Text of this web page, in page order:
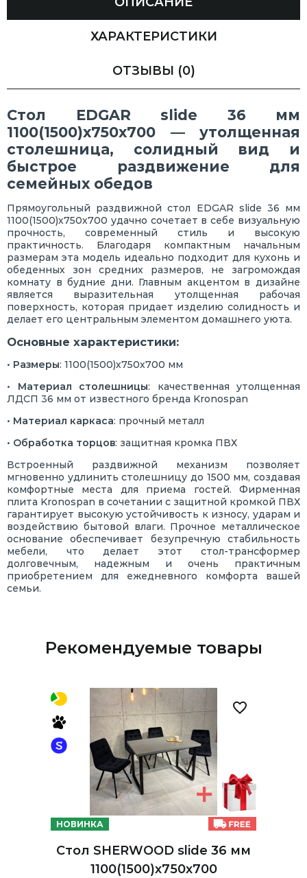
ХАРАКТЕРИСТИКИ
ОТЗЫВЫ (0)
Стол EDGAR slide 36 мм
1100(1500)х750х700 — утолщенная
столешница, солидный вид и
быстрое раздвижение для
семейных обедов
Прямоугольный раздвижной стол EDGAR slide 36 мм
1100(1500)х750х700 удачно сочетает в себе визуальную
прочность, современный стиль и высокую
практичность. Благодаря компактным начальным
размерам эта модель идеально подходит для кухонь и
обеденных зон средних размеров, не загромождая
комнату в будние дни. Главным акцентом в дизайне
является выразительная утолщенная рабочая
поверхность, которая придает изделию солидность и
делает его центральным элементом домашнего уюта.
Основные характеристики:
• Размеры: 1100(1500)х750х700 мм
• Материал столешницы: качественная утолщенная
ЛДСП 36 мм от известного бренда Kronospan
• Материал каркаса: прочный металл
• Обработка торцов: защитная кромка ПВХ
Встроенный раздвижной механизм позволяет
мгновенно удлинить столешницу до 1500 мм, создавая
комфортные места для приема гостей. Фирменная
плита Kronospan в сочетании с защитной кромкой ПВХ
гарантирует высокую устойчивость к износу, ударам и
воздействию бытовой влаги. Прочное металлическое
основание обеспечивает безупречную стабильность
мебели, что делает этот стол-трансформер
долговечным, надежным и очень практичным
приобретением для ежедневного комфорта вашей
семьи.
Рекомендуемые товары
НОВИНКА
Стол SHERWOOD slide 36 мм
1100(1500)х750х700